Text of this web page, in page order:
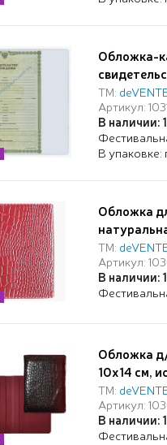
Обложка-
ПВХ 300
ТМ:
Артикул:
В наличии:
В
Обложка
визиток и
бордовая
ТМ:
Артикул:
В наличии:
Обложка
10x14 см,
поролон,
в
бордовая
ТМ:
Артикул:
В наличии: